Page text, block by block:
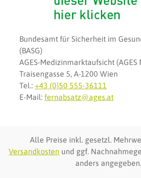
Bundesamt für Sicherheit im
(BASG)
AGES-Medizinmarktaufsicht (AGES
Traisengasse 5, A-1200 Wien
Tel.: +43 (0)50 555-36111
E-Mail: fernabsatz@ages.at
Alle Preise inkl. gesetzl.
Versandkosten und ggf.
anders angegeben.